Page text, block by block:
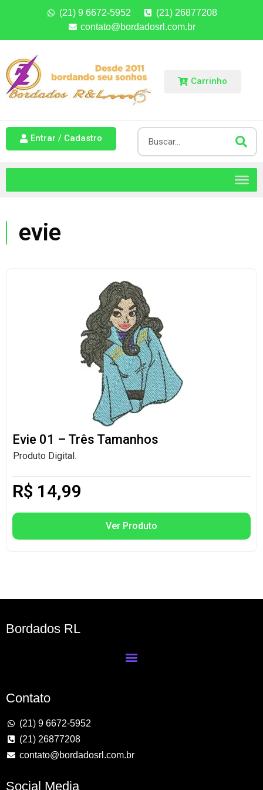
(21) 9 6672-5952
(21) 26877208
contato@bordadosrl.com.br
Carrinho
Entrar / Cadastro
evie
Evie 01 – Três Tamanhos
Produto Digital.
R$ 14,99
Ver Produto
Bordados RL
Contato
(21) 9 6672-5952
(21) 26877208
contato@bordadosrl.com.br
Social Media